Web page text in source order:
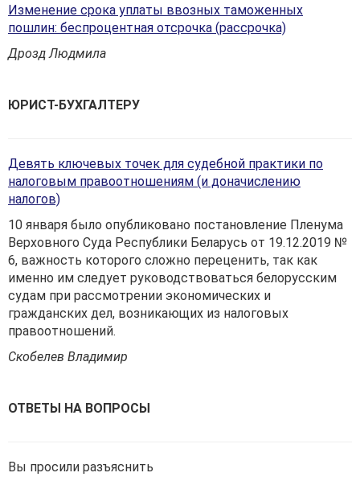
Изменение срока уплаты ввозных таможенных
пошлин: беспроцентная отсрочка (рассрочка)
Дрозд Людмила
ЮРИСТ-БУХГАЛТЕРУ
Девять ключевых точек для судебной практики по
налоговым правоотношениям (и доначислению
налогов)
10 января было опубликовано постановление Пленума
Верховного Суда Республики Беларусь от 19.12.2019 №
6, важность которого сложно пер­еценить, так как
именно им следует руководствоваться белорусским
судам при рассмотрении экономических и
гражданских дел, возникающих из налоговых
правоотношений.
Скобелев Владимир
ОТВЕТЫ НА ВОПРОСЫ
Вы просили разъяснить